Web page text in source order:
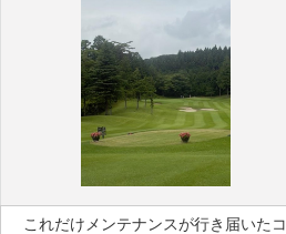
これだけメンテナンスが行き届いたコ